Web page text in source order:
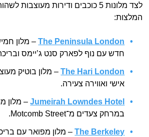
לצד מלונות 5 כוכבים ודירות
המלצות:
The Peninsula London– מלון
חדש עם נוף לפארק סנט ג’יימס
The Hari London
– מלון בוטיק
אישי ואווירה צעירה.
Jumeirah Lowndes Hotel– מלון
במרחק צעדים מ־Motcomb Street.
The Berkeley– מלון מפואר עם